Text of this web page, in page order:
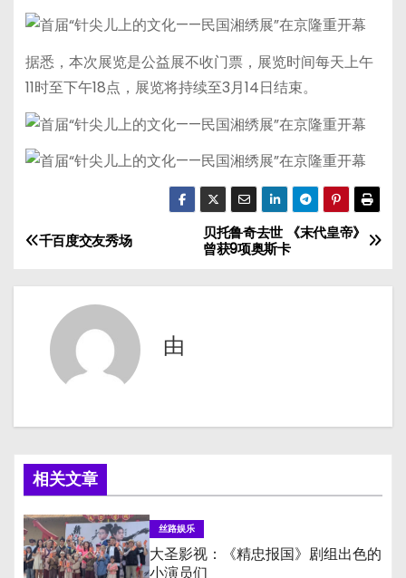
据悉，本次展览是公益展不收门票，展览时间每天上午
11时至下午18点，展览将持续至3月14日结束。
文
章
航
贝托鲁奇去世 《末代皇帝》
曾获9项奥斯卡
千百度交友秀场
由
相关文章
丝路娱乐
大圣影视：《精忠报国》剧组出色的
小演员们